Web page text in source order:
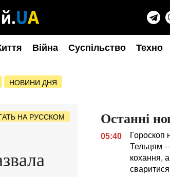
Війна Суспільство Техно
НОВИНИ ДНЯ
НА РУССКОМ Останні
05:40
Гороскоп
Тельцям
кохання,
сваритися